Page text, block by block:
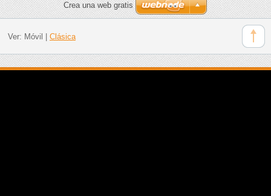
Crea una web gratis
Ver: Móvil Clásica